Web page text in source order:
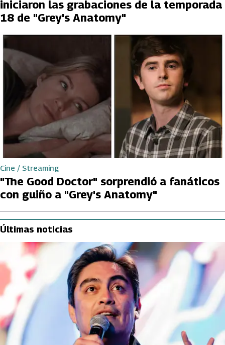
iniciaron las grabaciones de la temporada
18 de "Grey's Anatomy"
Cine / Streaming
"The Good Doctor" sorprendió a fanáticos
con guiño a "Grey's Anatomy"
Últimas noticias